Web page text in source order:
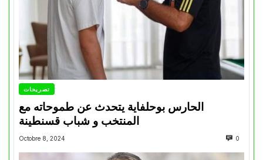
تصريحات
الحارس بوحلفاية يتحدث عن طموحاته مع
المنتخب و شباب قسنطينة
Octobre 8, 2024 0